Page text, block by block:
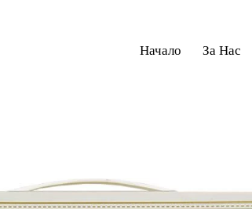
Начало За Нас